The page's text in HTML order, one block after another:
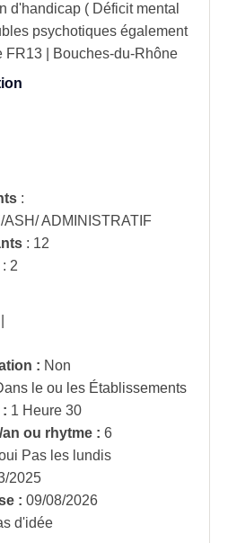
d'handicap ( Déficit mental
psychotiques également
FR13 | Bouches-du-Rhône
:
ADMINISTRATIF
: 12
: 2
: Non
le ou les Établissements
1 Heure 30
ou rhytme : 6
Pas les lundis
2025
: 09/08/2026
d'idée